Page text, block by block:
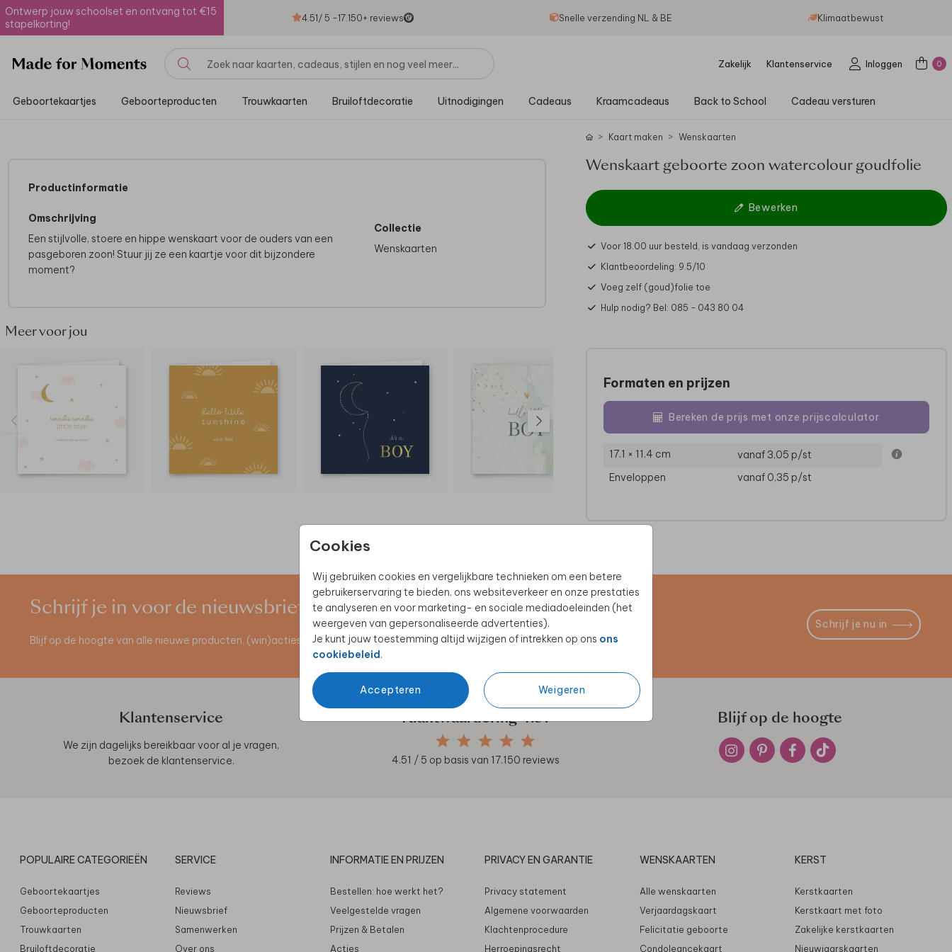
Ontwerp jouw schoolset en ontvang tot €15
stapelkorting!
4.51/ 5 -17.150+ reviews Snelle verzending NL & BE Klimaatbewust
Zakelijk Klantenservice Inloggen 0
Geboortekaartjes Geboorteproducten Trouwkaarten Bruiloftdecoratie Uitnodigingen Cadeaus Kraamcadeaus Back to School Cadeau versturen
Cookies
Wij gebruiken cookies en vergelijkbare technieken om een betere
gebruikerservaring te bieden, ons websiteverkeer en onze prestaties
te analyseren en voor marketing- en sociale mediadoeleinden (het
weergeven van gepersonaliseerde advertenties).
Je kunt jouw toestemming altijd wijzigen of intrekken op ons ons
cookiebeleid.
Accepteren Weigeren
Productinformatie
Omschrijving
Een stijlvolle, stoere en hippe wenskaart voor de ouders van een
pasgeboren zoon! Stuur jij ze een kaartje voor dit bijzondere
moment?
Collectie
Wenskaarten
Meer voor jou
Kaart maken Wenskaarten
Wenskaart geboorte zoon watercolour goudfolie
Bewerken
Voor 18.00 uur besteld, is vandaag verzonden
Klantbeoordeling: 9.5/10
Voeg zelf (goud)folie toe
Hulp nodig? Bel: 085 - 043 80 04
Formaten en prijzen
Bereken de prijs met onze prijscalculator
17.1 × 11.4 cm vanaf 3,05 p/st
Enveloppen
vanaf 0,35 p/st
Schrijf je in voor de nieuwsbrief
Blijf op de hoogte van alle nieuwe producten, (win)acties en unieke samenwerkingen!
Schrijf je nu in
Klantenservice
We zijn dagelijks bereikbaar voor al je vragen,
bezoek de klantenservice.
Klantwaardering4.51
4.51 / 5 op basis van 17.150 reviews
Blijf op de hoogte
POPULAIRE CATEGORIEËN
Geboortekaartjes
Geboorteproducten
Trouwkaarten
Bruiloftdecoratie
SERVICE
Reviews
Nieuwsbrief
Samenwerken
Over ons
INFORMATIE EN PRIJZEN
Bestellen: hoe werkt het?
Veelgestelde vragen
Prijzen & Betalen
Acties
PRIVACY EN GARANTIE
Privacy statement
Algemene voorwaarden
Klachtenprocedure
Herroepingsrecht
WENSKAARTEN
Alle wenskaarten
Verjaardagskaart
Felicitatie geboorte
Condoleancekaart
KERST
Kerstkaarten
Kerstkaart met foto
Zakelijke kerstkaarten
Nieuwjaarskaarten